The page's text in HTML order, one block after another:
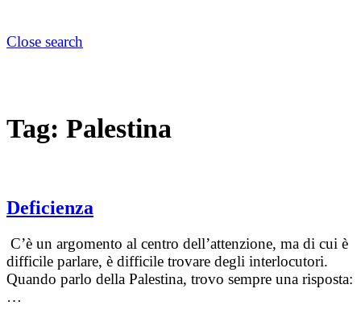
Close search
Tag: Palestina
Deficienza
C’è un argomento al centro dell’attenzione, ma di cui è
difficile parlare, è difficile trovare degli interlocutori.
Quando parlo della Palestina, trovo sempre una risposta:
…